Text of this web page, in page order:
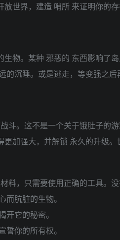
世界，建造 哨所 来证明你的
生物。某种 邪恶的 东西影响了
的沉睡。或是逃走，等变强之
斗。这不是一个关于饿肚子的
加强大，并解锁 永久的升级
料，只需要使用正确的工具。没
而肮脏的生物。
开它的秘密。
誓你的所有权。